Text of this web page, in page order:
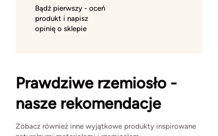
Bądź pierwszy - oceń
produkt i napisz
opinię o sklepie
Prawdziwe rzemiosło -
nasze rekomendacje
Zobacz również inne wyjątkowe produkty inspirowane